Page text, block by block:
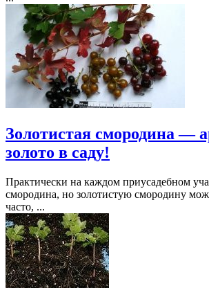
Золотистая смородина —
золото в саду!
Практически на каждом приусадебном
смородина, но золотистую смородину
часто, ...